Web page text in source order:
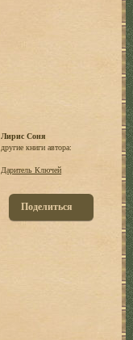
Лирис Соня
другие книги автора:
Даритель Ключей
Поделиться